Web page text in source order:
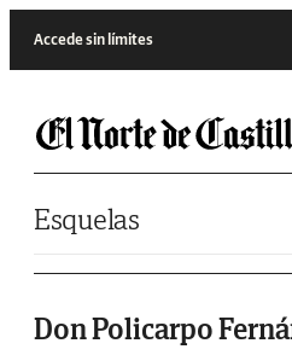
Accede sin límites
Esquelas
Don Policarpo